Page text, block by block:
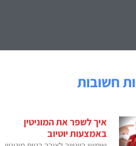
חשובות
איך לשפר את המוניטין
באמצעות יוטיוב